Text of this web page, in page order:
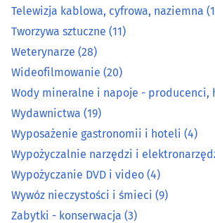
Prace wodne i melioracyjne
Prace wysokościowe
Prace ziemne i uzbrajania terenu(22)
Pralnie(27)
Rzemiosło artystyczne (15)
Spawalnictwo
Telewizja kablowa, cyfrowa, naziemna
Tworzywa sztuczne (11)
Weterynarze (28)
Wideofilmowanie (20)
Wody mineralne i napoje - producenci,
Wydawnictwa (19)
Wyposażenie gastronomii i hoteli (4)
Wypożyczalnie narzędzi i
Wypożyczanie DVD i video (4)
Wywóz nieczystości i śmieci (9)
Zabytki - konserwacja (3)